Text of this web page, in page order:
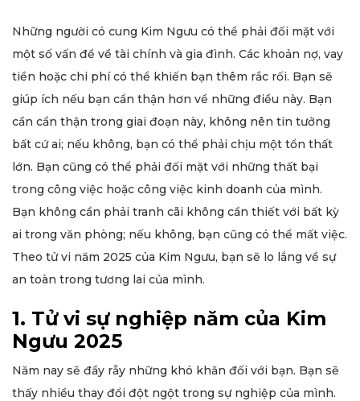
Những người có cung Kim Ngưu có thể phải đối mặt với
một số vấn đề về tài chính và gia đình. Các khoản nợ, vay
tiền hoặc chi phí có thể khiến bạn thêm rắc rối. Bạn sẽ
giúp ích nếu bạn cẩn thận hơn về những điều này. Bạn
cần cẩn thận trong giai đoạn này, không nên tin tưởng
bất cứ ai; nếu không, bạn có thể phải chịu một tổn thất
lớn. Bạn cũng có thể phải đối mặt với những thất bại
trong công việc hoặc công việc kinh doanh của mình.
Bạn không cần phải tranh cãi không cần thiết với bất kỳ
ai trong văn phòng; nếu không, bạn cũng có thể mất việc.
Theo tử vi năm 2025 của Kim Ngưu, bạn sẽ lo lắng về sự
an toàn trong tương lai của mình.
1. Tử vi sự nghiệp năm của Kim
Ngưu 2025
Năm nay sẽ đầy rẫy những khó khăn đối với bạn. Bạn sẽ
thấy nhiều thay đổi đột ngột trong sự nghiệp của mình.